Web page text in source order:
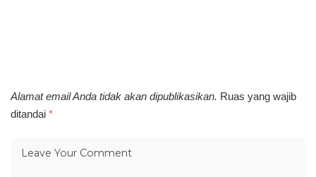
Alamat email Anda tidak akan dipublikasikan. Ruas yang wajib
ditandai *